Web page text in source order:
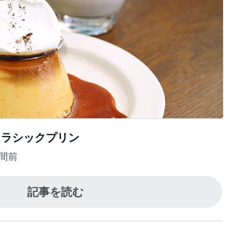
シックプリン
前
記事を読む